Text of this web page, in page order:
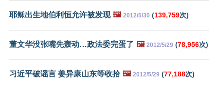
耶稣出生地伯利恒允许被发现 🖼️ 2012/5/30 (139,759次)
董文华没张嘴先轰动…政法委完蛋了 🖼️ 2012/5/29 (78,956次)
习近平破谣言 姜异康山东等收拾 🖼️ 2012/5/29 (77,188次)